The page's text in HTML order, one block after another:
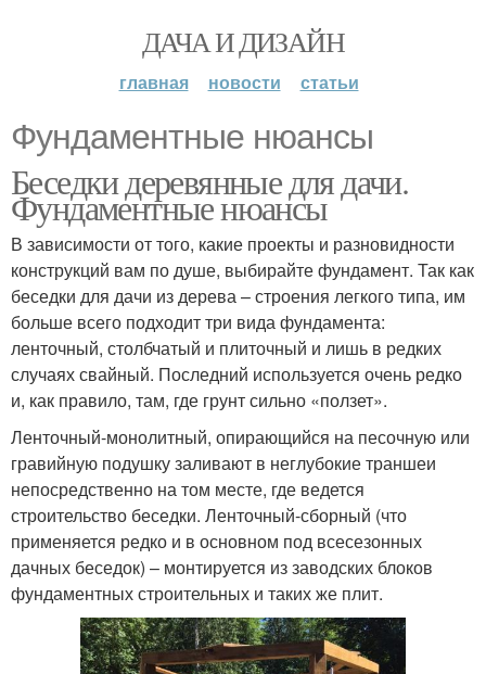
ДАЧА И ДИЗАЙН
главная новости статьи
Фундаментные нюансы
Беседки деревянные для дачи.
Фундаментные нюансы
В зависимости от того, какие проекты и разновидности
конструкций вам по душе, выбирайте фундамент. Так как
беседки для дачи из дерева – строения легкого типа, им
больше всего подходит три вида фундамента:
ленточный, столбчатый и плиточный и лишь в редких
случаях свайный. Последний используется очень редко
и, как правило, там, где грунт сильно «ползет».
Ленточный-монолитный, опирающийся на песочную или
гравийную подушку заливают в неглубокие траншеи
непосредственно на том месте, где ведется
строительство беседки. Ленточный-сборный (что
применяется редко и в основном под всесезонных
дачных беседок) – монтируется из заводских блоков
фундаментных строительных и таких же плит.